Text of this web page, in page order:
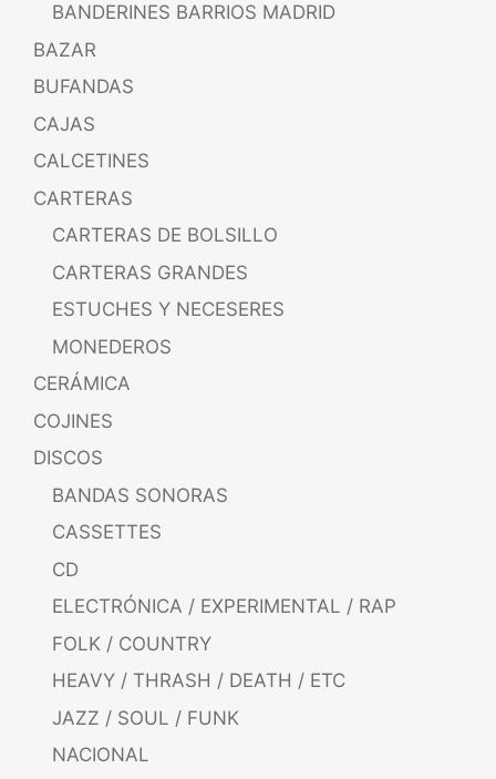
BANDERINES BARRIOS MADRID
BAZAR
BUFANDAS
CAJAS
CALCETINES
CARTERAS
CARTERAS DE BOLSILLO
CARTERAS GRANDES
ESTUCHES Y NECESERES
MONEDEROS
CERÁMICA
COJINES
DISCOS
BANDAS SONORAS
CASSETTES
CD
ELECTRÓNICA / EXPERIMENTAL / RAP
FOLK / COUNTRY
HEAVY / THRASH / DEATH / ETC
JAZZ / SOUL / FUNK
NACIONAL